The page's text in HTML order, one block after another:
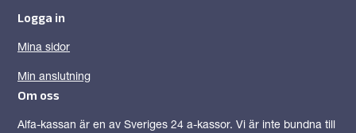
Logga in
Mina sidor
Min anslutning
Om oss
Alfa-kassan är en av Sveriges 24 a-kassor. Vi är inte bundna till